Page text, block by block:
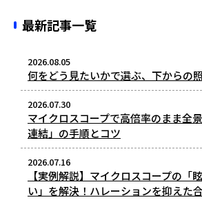
最新記事一覧
2026.08.05
何をどう見たいかで選ぶ、下からの
2026.07.30
マイクロスコープで高倍率のまま全
連結」の手順とコツ
2026.07.16
【実例解説】マイクロスコープの「
い」を解決！ハレーションを抑えた